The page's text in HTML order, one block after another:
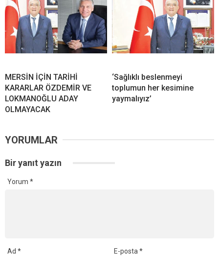
MERSİN İÇİN TARİHİ
KARARLAR ÖZDEMİR VE
LOKMANOĞLU ADAY
OLMAYACAK
‘Sağlıklı beslenmeyi
toplumun her kesimine
yaymalıyız’
YORUMLAR
Bir yanıt yazın
Yorum *
Ad * E-posta*